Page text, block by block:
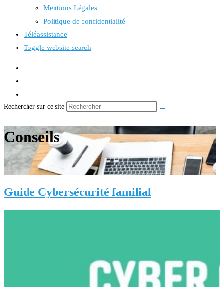
Mentions Légales
Politique de confidentialité
Téléassistance
Toggle website search
Rechercher sur ce site
Conseils
Guide Cybersécurité familial